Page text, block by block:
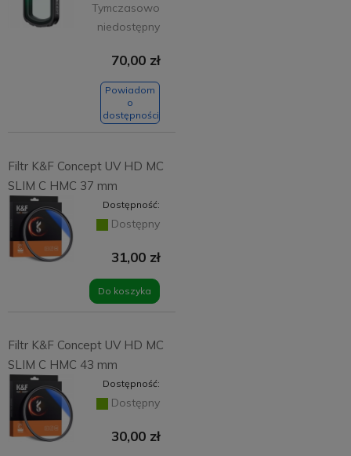
Tymczasowo
niedostępny
70,00 zł
Powiadom
o
dostępności
Filtr K&F Concept UV HD MC
SLIM C HMC 37 mm
Dostępność:
Dostępny
31,00 zł
Do koszyka
Filtr K&F Concept UV HD MC
SLIM C HMC 43 mm
Dostępność:
Dostępny
30,00 zł